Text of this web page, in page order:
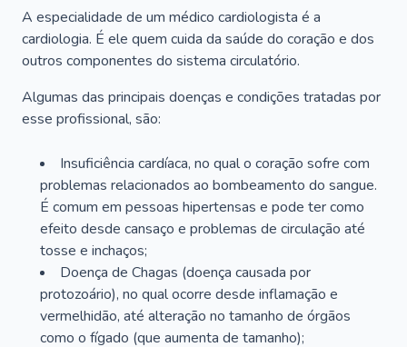
A especialidade de um médico cardiologista é a
cardiologia. É ele quem cuida da saúde do coração e dos
outros componentes do sistema circulatório.
Algumas das principais doenças e condições tratadas por
esse profissional, são:
Insuficiência cardíaca, no qual o coração sofre com
problemas relacionados ao bombeamento do sangue.
É comum em pessoas hipertensas e pode ter como
efeito desde cansaço e problemas de circulação até
tosse e inchaços;
Doença de Chagas (doença causada por
protozoário), no qual ocorre desde inflamação e
vermelhidão, até alteração no tamanho de órgãos
como o fígado (que aumenta de tamanho);